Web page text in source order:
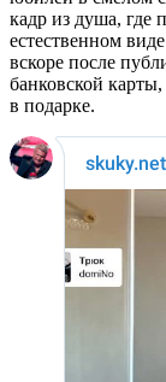
кадр из душа, где
естественном
вскоре после
банковской
в подарке.